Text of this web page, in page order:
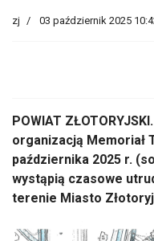
zj 03 październik 2025
POWIAT ZŁOTORYJSKI.
organizacją Memoriał
października 2025 r.
wystąpią czasowe
terenie Miasto